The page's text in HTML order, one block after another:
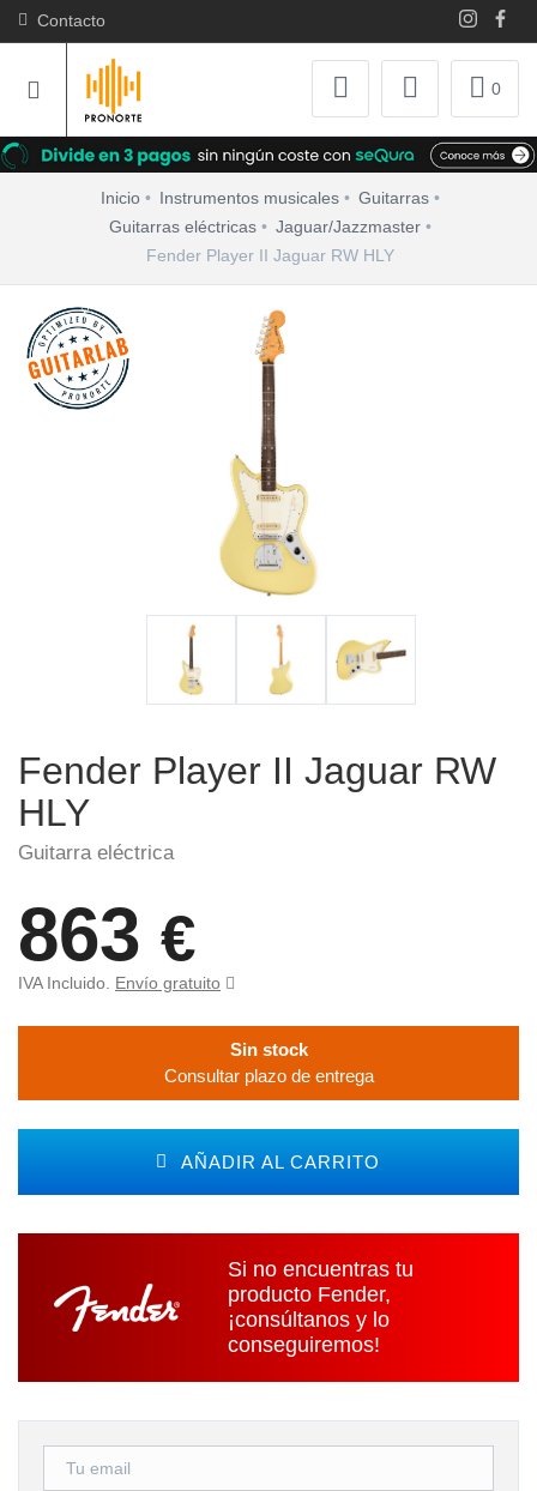
Contacto
0
Inicio Instrumentos musicales
Guitarras
Guitarras eléctricas
Jaguar/Jazzmaster
Fender Player II Jaguar RW HLY
Fender Player II Jaguar RW
HLY
Guitarra eléctrica
863 €
IVA Incluido. Envío gratuito
Sin stock
Consultar plazo de entrega
AÑADIR AL CARRITO
Si no encuentras tu
producto Fender,
¡consúltanos y lo
conseguiremos!